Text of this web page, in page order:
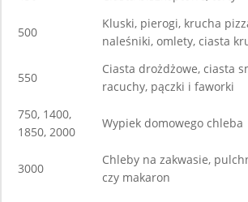
500
Kluski, pierogi, krucha
naleśniki, omlety, ciasta
550
Ciasta drożdżowe, ciasta
racuchy, pączki i faworki
750, 1400,
1850, 2000
Wypiek domowego chleba
3000
Chleby na zakwasie,
czy makaron